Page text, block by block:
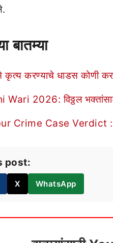
बातम्या
कृत्य करण्याचे धाडस कोणी
2026: विठ्ठल
Crime Case Verdict :
post:
X WhatsApp